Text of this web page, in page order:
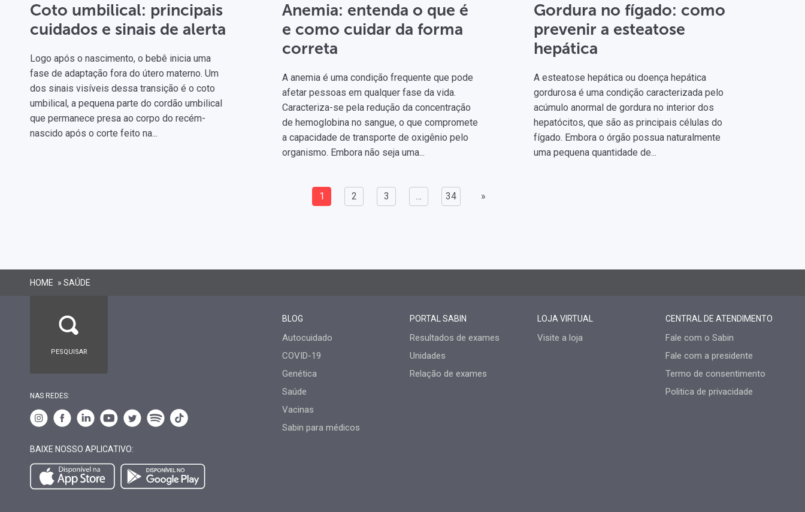
Coto umbilical: principais
cuidados e sinais de alerta
Logo após o nascimento, o bebê inicia uma
fase de adaptação fora do útero materno. Um
dos sinais visíveis dessa transição é o coto
umbilical, a pequena parte do cordão umbilical
que permanece presa ao corpo do recém-
nascido após o corte feito na...
Anemia: entenda o que é
e como cuidar da forma
correta
A anemia é uma condição frequente que pode
afetar pessoas em qualquer fase da vida.
Caracteriza-se pela redução da concentração
de hemoglobina no sangue, o que compromete
a capacidade de transporte de oxigênio pelo
organismo. Embora não seja uma...
Gordura no fígado: como
prevenir a esteatose
hepática
A esteatose hepática ou doença hepática
gordurosa é uma condição caracterizada pelo
acúmulo anormal de gordura no interior dos
hepatócitos, que são as principais células do
fígado. Embora o órgão possua naturalmente
uma pequena quantidade de...
1 2 3 … 34 »
HOME » SAÚDE
NAS REDES:
BLOG
Autocuidado
COVID-19
Genética
Saúde
Vacinas
Sabin para médicos
PORTAL SABIN
Resultados de exames
Unidades
Relação de exames
LOJA VIRTUAL
Visite a loja
CENTRAL DE ATENDIMENTO
Fale com o Sabin
Fale com a presidente
Termo de consentimento
Politica de privacidade
BAIXE NOSSO APLICATIVO: